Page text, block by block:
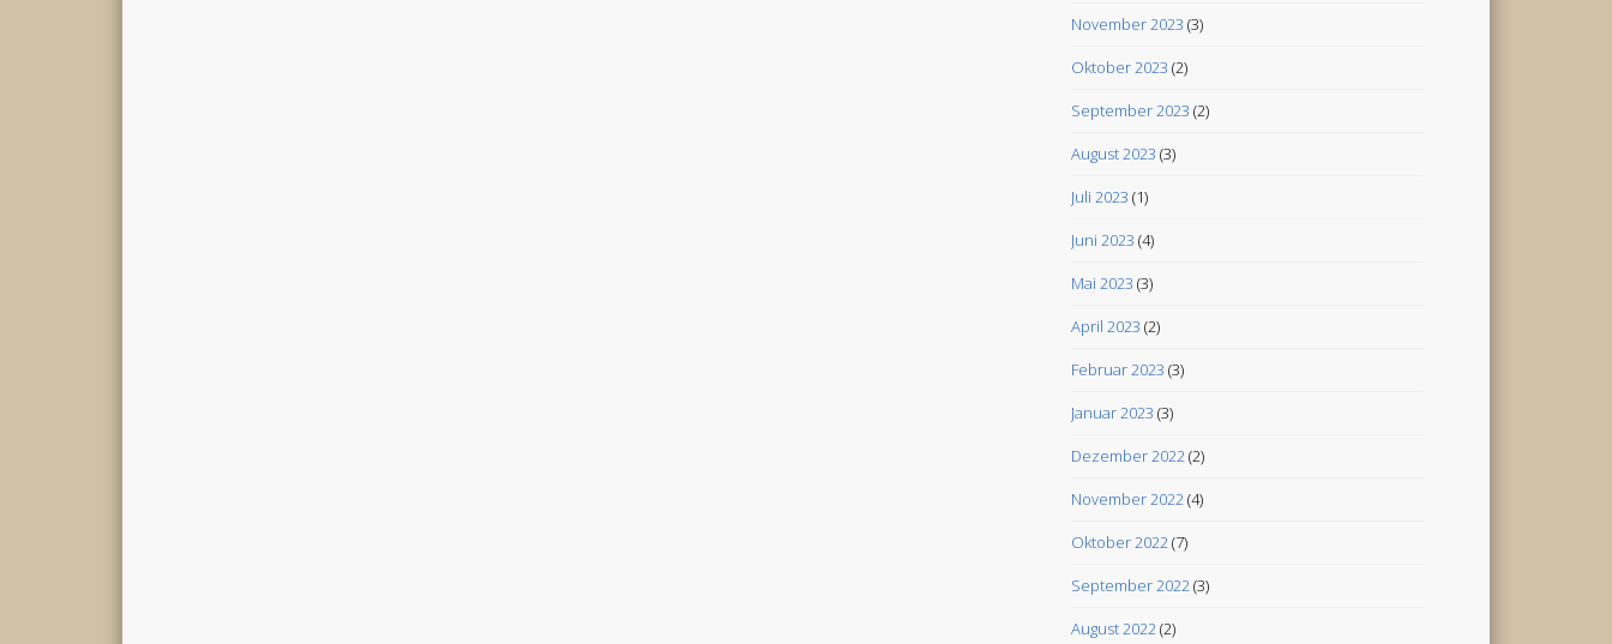
November 2023 (3)
Oktober 2023 (2)
September 2023 (2)
August 2023 (3)
Juli 2023 (1)
Juni 2023 (4)
Mai 2023 (3)
April 2023 (2)
Februar 2023 (3)
Januar 2023 (3)
Dezember 2022(2)
November 2022(4)
Oktober 2022(7)
September 2022(3)
August 2022(2)